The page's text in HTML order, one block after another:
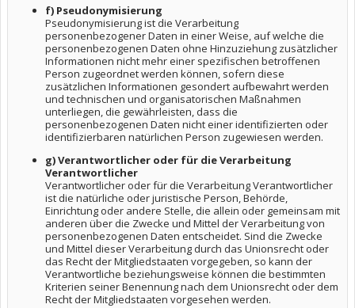
f) Pseudonymisierung
Pseudonymisierung ist die Verarbeitung
personenbezogener Daten in einer Weise, auf welche die
personenbezogenen Daten ohne Hinzuziehung zusätzlicher
Informationen nicht mehr einer spezifischen betroffenen
Person zugeordnet werden können, sofern diese
zusätzlichen Informationen gesondert aufbewahrt werden
und technischen und organisatorischen Maßnahmen
unterliegen, die gewährleisten, dass die
personenbezogenen Daten nicht einer identifizierten oder
identifizierbaren natürlichen Person zugewiesen werden.
g) Verantwortlicher oder für die Verarbeitung
Verantwortlicher
Verantwortlicher oder für die Verarbeitung Verantwortlicher
ist die natürliche oder juristische Person, Behörde,
Einrichtung oder andere Stelle, die allein oder gemeinsam mit
anderen über die Zwecke und Mittel der Verarbeitung von
personenbezogenen Daten entscheidet. Sind die Zwecke
und Mittel dieser Verarbeitung durch das Unionsrecht oder
das Recht der Mitgliedstaaten vorgegeben, so kann der
Verantwortliche beziehungsweise können die bestimmten
Kriterien seiner Benennung nach dem Unionsrecht oder dem
Recht der Mitgliedstaaten vorgesehen werden.